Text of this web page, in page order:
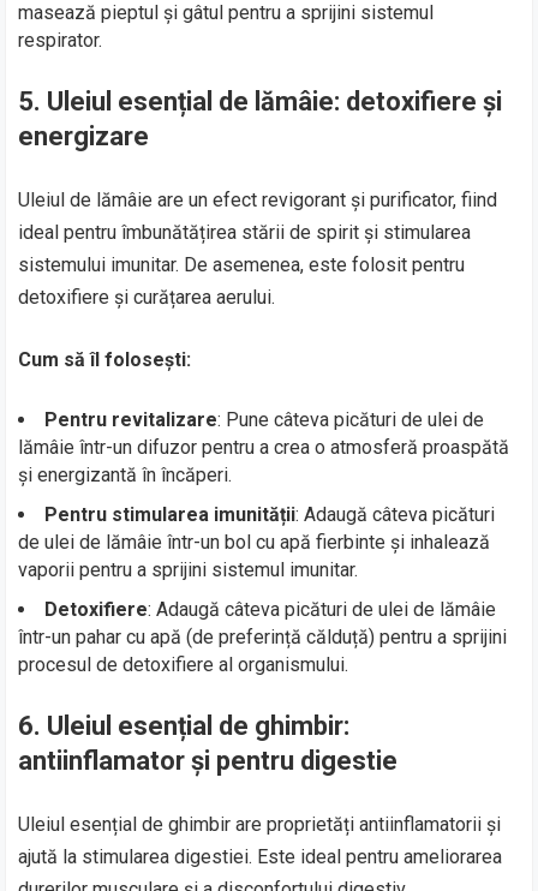
masează pieptul și gâtul pentru a sprijini sistemul
respirator.
5. Uleiul esențial de lămâie: detoxifiere și
energizare
Uleiul de lămâie are un efect revigorant și purificator, fiind
ideal pentru îmbunătățirea stării de spirit și stimularea
sistemului imunitar. De asemenea, este folosit pentru
detoxifiere și curățarea aerului.
Cum să îl folosești:
Pentru revitalizare: Pune câteva picături de ulei de
lămâie într-un difuzor pentru a crea o atmosferă proaspătă
și energizantă în încăperi.
Pentru stimularea imunității: Adaugă câteva picături
de ulei de lămâie într-un bol cu apă fierbinte și inhalează
vaporii pentru a sprijini sistemul imunitar.
Detoxifiere: Adaugă câteva picături de ulei de lămâie
într-un pahar cu apă (de preferință călduță) pentru a sprijini
procesul de detoxifiere al organismului.
6. Uleiul esențial de ghimbir:
antiinflamator și pentru digestie
Uleiul esențial de ghimbir are proprietăți antiinflamatorii și
ajută la stimularea digestiei. Este ideal pentru ameliorarea